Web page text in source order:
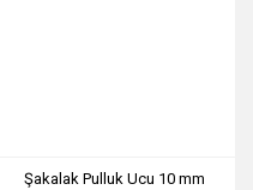
Şakalak Pulluk Ucu 10 mm